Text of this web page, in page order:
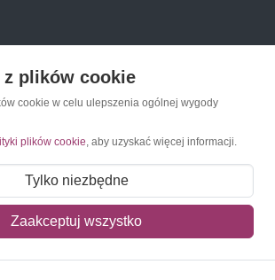
plików cookie
cookie w celu ulepszenia ogólnej wygody
plików cookie, aby uzyskać więcej informacji.
Tylko niezbędne
Zaakceptuj wszystko